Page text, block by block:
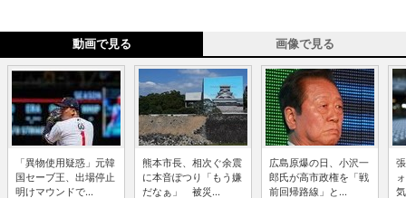
動画で見る 画像で見る
「異物使用疑惑」元韓
国セーブ王、出場停止
明けマウンドで...
熊本市長、相次ぐ余震
に本音ぽつり「もう嫌
だなぁ」 被災...
広島原爆の日、小沢一
郎氏が高市政権を「戦
前回帰路線」と...